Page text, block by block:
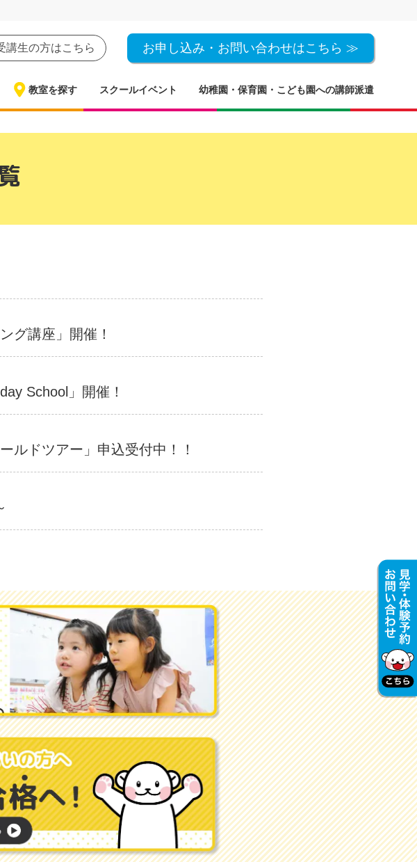
教室を探す スクールイベント 幼稚園・保育園・こども園への講師派遣
講生の方はこちら お申し込み・お問い合わせはこちら ≫
グ講座」開催！
School」開催！
ルドツアー」申込受付中！！